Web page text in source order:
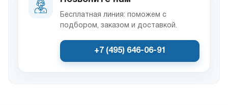
Бесплатная линия: поможем с
подбором, заказом и доставкой.
+7 (495) 646-06-91